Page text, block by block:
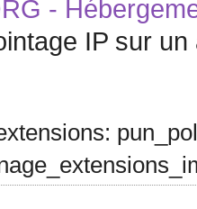
-
IP sur